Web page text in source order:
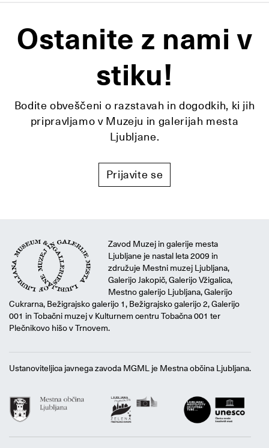
Ostanite z nami v
stiku!
Bodite obveščeni o razstavah in dogodkih, ki jih
pripravljamo v Muzeju in galerijah mesta
Ljubljane.
Prijavite se
Zavod Muzej in galerije mesta
Ljubljane je nastal leta 2009 in
združuje Mestni muzej Ljubljana,
Galerijo Jakopič, Galerijo Vžigalica,
Mestno galerijo Ljubljana, Galerijo
Cukrarna, Bežigrajsko galerijo 1, Bežigrajsko galerijo 2, Galerijo
001 in Tobačni muzej v Kulturnem centru Tobačna 001 ter
Plečnikovo hišo v Trnovem.
Ustanoviteljica javnega zavoda MGML je Mestna občina Ljubljana.